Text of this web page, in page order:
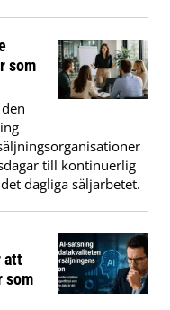
som
till kontinuerlig
dagliga säljarbetet.
att
som